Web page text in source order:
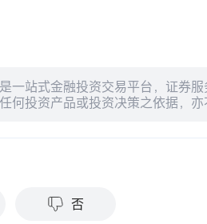
是一站式金融投资交易平台，证券
何投资产品或投资决策之依据，亦
否